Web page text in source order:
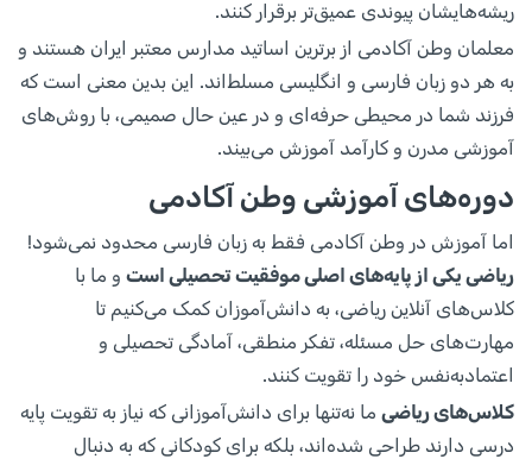
ریشه‌هایشان پیوندی عمیق‌تر برقرار کنند.
معلمان وطن آکادمی از برترین اساتید مدارس معتبر ایران هستند و
به هر دو زبان فارسی و انگلیسی مسلط‌اند. این بدین معنی است که
فرزند شما در محیطی حرفه‌ای و در عین حال صمیمی، با روش‌های
آموزشی مدرن و کارآمد آموزش می‌بیند.
دوره‌های آموزشی وطن آکادمی
اما آموزش در وطن آکادمی فقط به زبان فارسی محدود نمی‌شود!
ریاضی یکی از پایه‌های اصلی موفقیت تحصیلی است و ما با
کلاس‌های آنلاین ریاضی، به دانش‌آموزان کمک می‌کنیم تا
مهارت‌های حل مسئله، تفکر منطقی، آمادگی تحصیلی و
اعتمادبه‌نفس خود را تقویت کنند.
کلاس‌های ریاضی ما نه‌تنها برای دانش‌آموزانی که نیاز به تقویت پایه
درسی دارند طراحی شده‌اند، بلکه برای کودکانی که به دنبال